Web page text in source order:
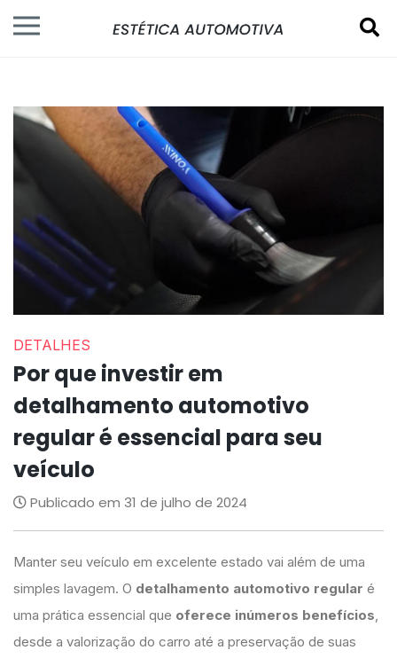
DETALHES
Por que investir em
detalhamento automotivo
regular é essencial para seu
veículo
Publicado em 31 de julho de 2024
Manter seu veículo em excelente estado vai além de uma
simples lavagem. O detalhamento automotivo regular é
uma prática essencial que oferece inúmeros benefícios
desde a valorização do carro até a preservação de suas